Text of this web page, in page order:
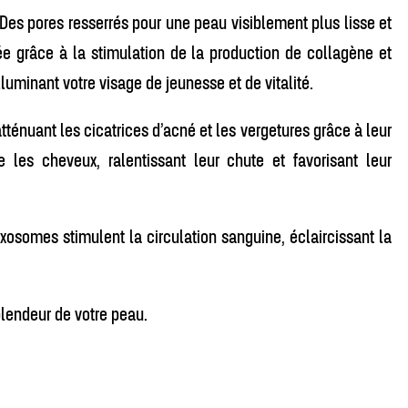
pores resserrés pour une peau visiblement plus lisse et
grâce à la stimulation de la production de collagène et
votre visage de jeunesse et de vitalité.
les cicatrices d’acné et les vergetures grâce à leur
les cheveux, ralentissant leur chute et favorisant leur
stimulent la circulation sanguine, éclaircissant la
de votre peau.